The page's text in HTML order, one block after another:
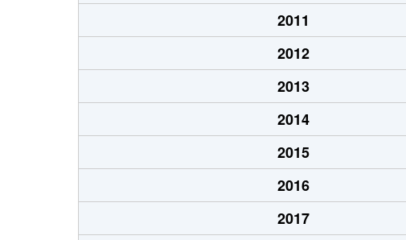
2011
2012
2013
2014
2015
2016
2017